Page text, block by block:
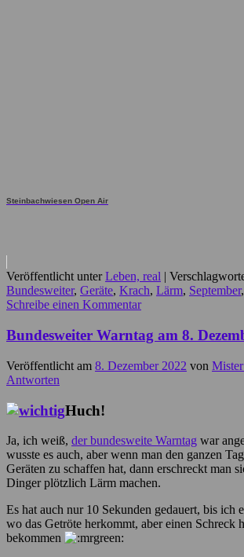
Steinbachwiesen Open Air
Veröffentlicht unter Leben, real |
Bundesweiter, Geräte, Krach, Lärm, September,
Schreibe einen Kommentar
Bundesweiter Warntag am 8.
Veröffentlicht am 8. Dezember 2022 von
Antworten
Huch!
Ja, ich weiß, der bundesweite Warntag war
wusste es auch, aber wenn man den ganzen
Geräten zu schaffen hat, dann erschreckt man
Dinger plötzlich Lärm machen.
Es hat auch nur 10 Sekunden gedauert, bis ich
wo das Getröte herkommt, aber einen Schreck
bekommen